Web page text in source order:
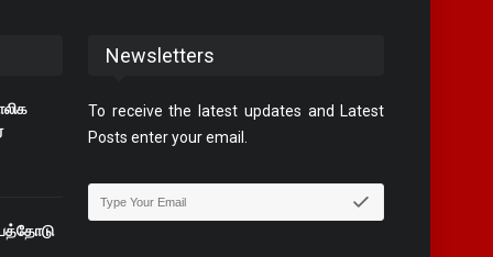
Newsletters
To receive the latest updates and Latest
Posts enter your email.